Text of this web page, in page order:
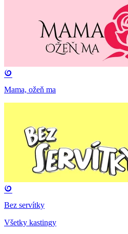
Mama, ožeň ma
Bez servítky
Všetky kastingy